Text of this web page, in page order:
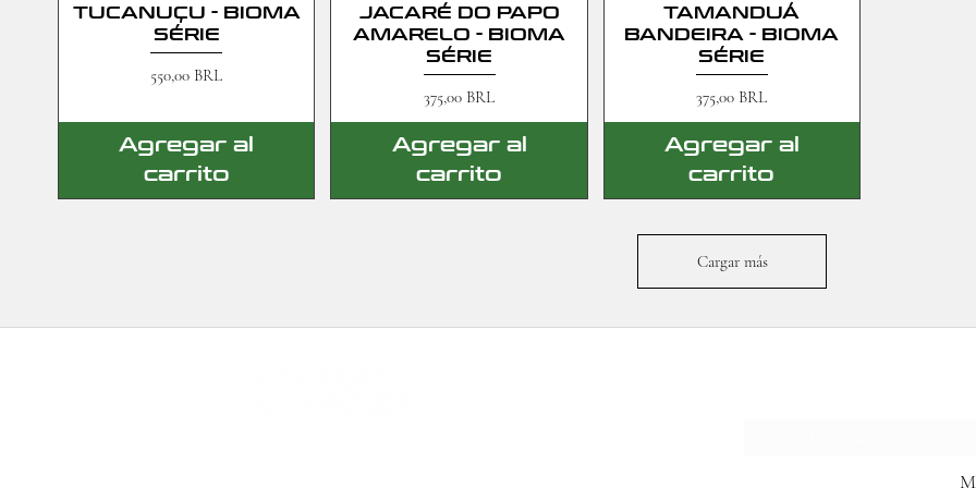
TUCANUÇU - BIOMA
SÉRIE
Precio
550,00 BRL
Agregar al
carrito
JACARÉ DO PAPO
AMARELO - BIOMA
SÉRIE
Precio
375,00 BRL
Agregar al
carrito
TAMANDUÁ
BANDEIRA - BIOMA
SÉRIE
Precio
375,00 BRL
Agregar al
carrito
Cargar más